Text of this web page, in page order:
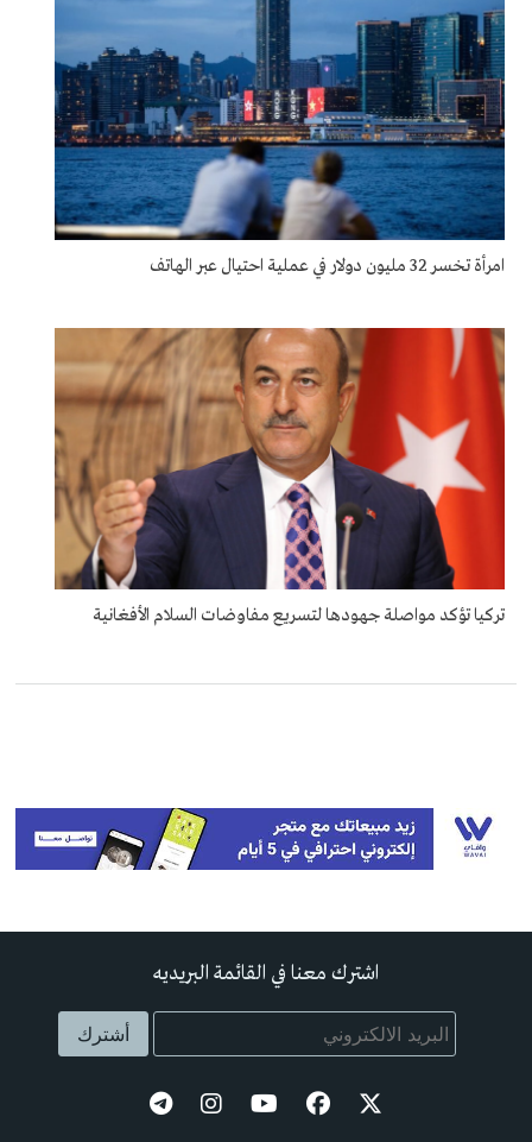
امرأة تخسر 32 مليون دولار في عملية احتيال عبر الهاتف
تركيا تؤكد مواصلة جهودها لتسريع مفاوضات السلام الأفغانية
اشترك معنا في القائمة البريديه